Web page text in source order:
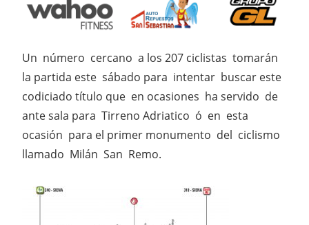
Un número cercano a los 207 ciclistas tomarán
la partida este sábado para intentar buscar este
codiciado título que en ocasiones ha servido de
ante sala para Tirreno Adriatico ó en esta
ocasión para el primer monumento del ciclismo
llamado Milán San Remo.